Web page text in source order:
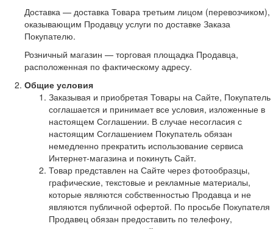
Доставка — доставка Товара третьим лицом (перевозчиком),
оказывающим Продавцу услуги по доставке Заказа
Покупателю.
Розничный магазин — торговая площадка Продавца,
расположенная по фактическому адресу.
Общие условия
Заказывая и приобретая Товары на Сайте, Покупатель
соглашается и принимает все условия, изложенные в
настоящем Соглашении. В случае несогласия с
настоящим Соглашением Покупатель обязан
немедленно прекратить использование сервиса
Интернет-магазина и покинуть Сайт.
Товар представлен на Сайте через фотообразцы,
графические, текстовые и рекламные материалы,
которые являются собственностью Продавца и не
являются публичной офертой. По просьбе Покупателя
Продавец обязан предоставить по телефону,